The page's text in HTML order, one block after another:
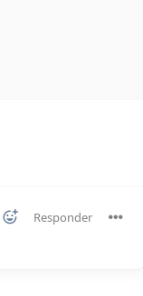
Responder